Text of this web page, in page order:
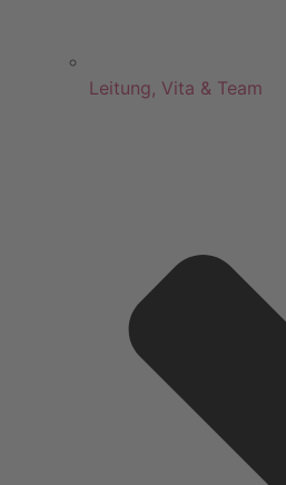
Leitung, Vita & Team